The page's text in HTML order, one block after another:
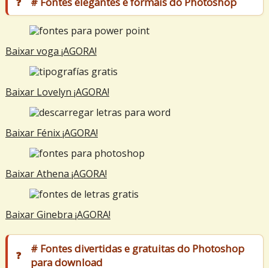
Baixar voga ¡AGORA!
Baixar Lovelyn ¡AGORA!
Baixar Fénix ¡AGORA!
Baixar Athena ¡AGORA!
Baixar Ginebra ¡AGORA!
# Fontes divertidas e gratuitas do Photoshop
para download